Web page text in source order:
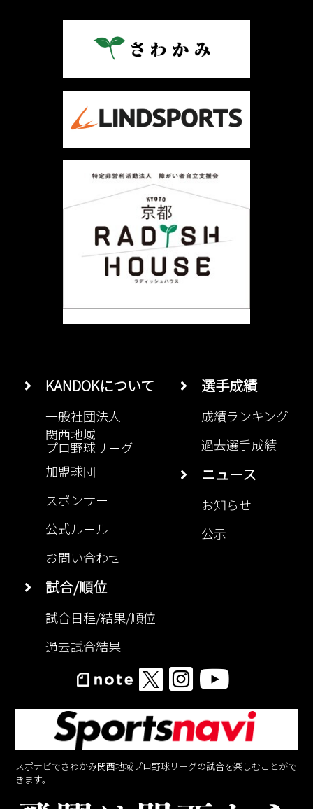
KANDOKについて
一般社団法人
関西地域
プロ野球リーグ
加盟球団
スポンサー
公式ルール
お問い合わせ
試合/順位
試合日程/結果/順位
過去試合結果
選手成績
成績ランキング
過去選手成績
ニュース
お知らせ
公示
スポナビでさわかみ関西地域プロ野球リーグの試合を楽しむことがで
きます。